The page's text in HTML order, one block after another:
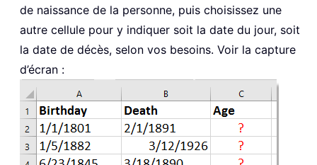
de naissance de la personne, puis choisissez une
autre cellule pour y indiquer soit la date du jour, soit
la date de décès, selon vos besoins. Voir la capture
d’écran :